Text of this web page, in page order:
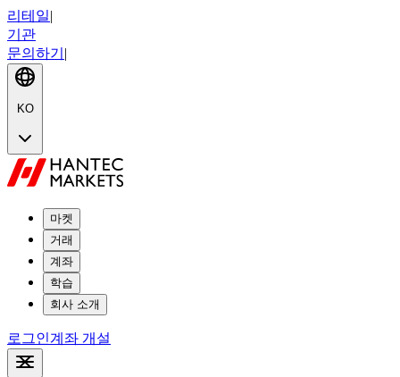
리테일|
기관
문의하기 |
KO
마켓
거래
계좌
학습
회사 소개
로그인계좌 개설